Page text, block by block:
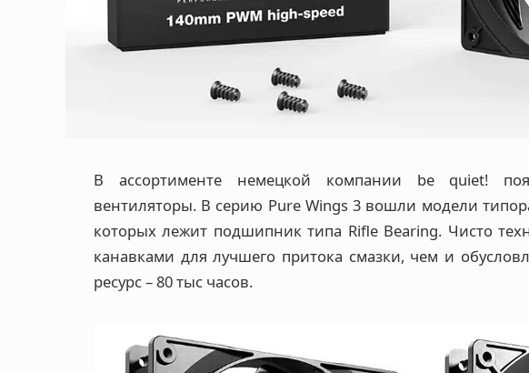
В ассортименте немецкой компании be quiet!
вентиляторы. В серию Pure Wings 3 вошли модели
которых лежит подшипник типа Rifle Bearing. Чисто
канавками для лучшего притока смазки, чем и
ресурс – 80 тыс часов.